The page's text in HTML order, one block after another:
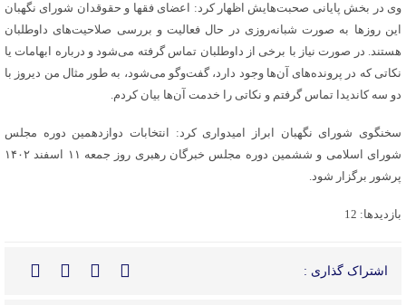
وی در بخش پایانی صحبت‌هایش اظهار کرد: اعضای فقها و حقوقدان شورای نگهبان
این روز‌ها به صورت شبانه‌روزی در حال فعالیت و بررسی صلاحیت‌های داوطلبان
هستند. در صورت نیاز با برخی از داوطلبان تماس گرفته می‌شود و درباره ابهامات یا
نکاتی که در پرونده‌های آن‌ها وجود دارد، گفت‌وگو می‌شود، به طور مثال من دیروز با
دو سه کاندیدا تماس گرفتم و نکاتی را خدمت آن‌ها بیان کردم.
سخنگوی شورای نگهبان ابراز امیدواری کرد: انتخابات دوازدهمین دوره مجلس
شورای اسلامی و ششمین دوره مجلس خبرگان رهبری روز جمعه ۱۱ اسفند ۱۴۰۲
پرشور برگزار شود.
بازدیدها: 12
اشتراک گذاری :